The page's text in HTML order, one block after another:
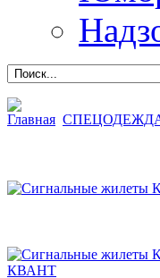
Главная